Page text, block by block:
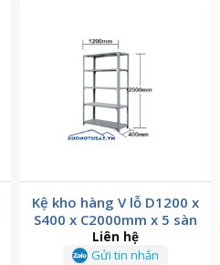
Kệ kho hàng V lỗ D1200 x
S400 x C2000mm x 5 sàn
Liên hệ
Gửi tin nhắn